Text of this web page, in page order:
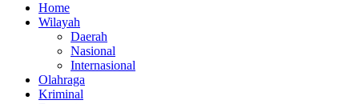
Home
Wilayah
Daerah
Nasional
Internasional
Olahraga
Kriminal